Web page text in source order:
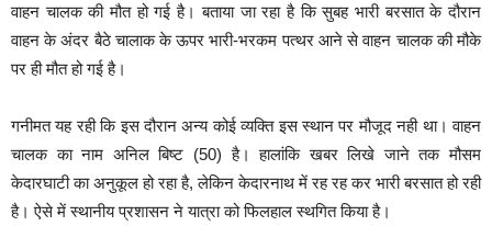
वाहन चालक की मौत हो गई है। बताया जा रहा है कि सुबह भारी बरसात के दौरान
वाहन के अंदर बैठे चालाक के ऊपर भारी-भरकम पत्थर आने से वाहन चालक की मौके
पर ही मौत हो गई है।
गनीमत यह रही कि इस दौरान अन्य कोई व्यक्ति इस स्थान पर मौजूद नही था। वाहन
चालक का नाम अनिल बिष्ट (50) है। हालांकि खबर लिखे जाने तक मौसम
केदारघाटी का अनुकूल हो रहा है, लेकिन केदारनाथ में रह रह कर भारी बरसात हो रही
है। ऐसे में स्थानीय प्रशासन ने यात्रा को फिलहाल स्थगित किया है।